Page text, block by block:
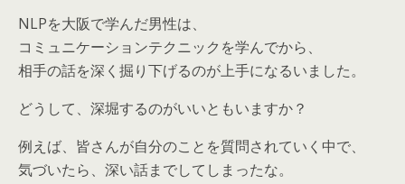
NLPを大阪で学んだ男性は、
コミュニケーションテクニックを学んでから、
相手の話を深く掘り下げるのが上手になるいました。
どうして、深堀するのがいいともいますか？
例えば、皆さんが自分のことを質問されていく中で、
気づいたら、深い話までしてしまったな。